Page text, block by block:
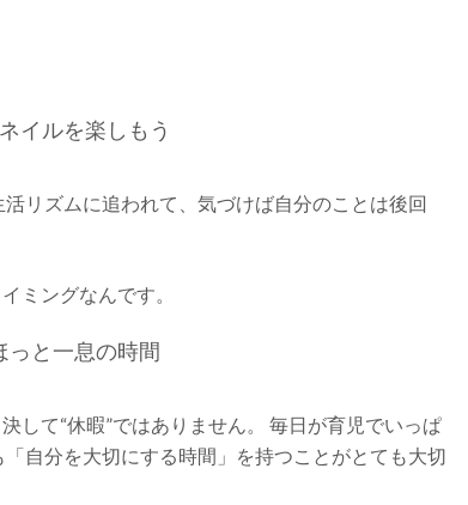
イルを楽しもう
リズムに追われて、気づけば自分のことは後回
ミングなんです。
っと一息の時間
して“休暇”ではありません。 毎日が育児でいっぱ
自分を大切にする時間」を持つことがとても大切